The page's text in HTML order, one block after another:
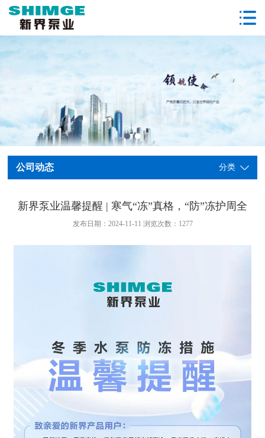
公司动态 分类
新界泵业温馨提醒 | 寒气“冻”真格，“防”冻护周全
发布日期：2024-11-11 浏览次数： 1277